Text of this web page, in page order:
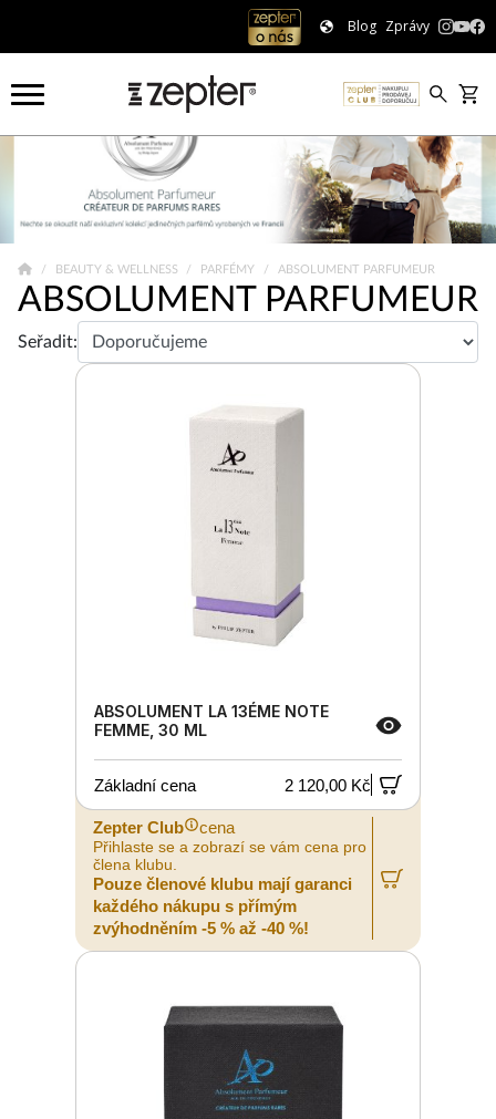
Blog Zprávy
BEAUTY & WELLNESS PARFÉMY ABSOLUMENT PARFUMEUR
ABSOLUMENT PARFUMEUR
Seřadit:
ABSOLUMENT LA 13ÉME NOTE
FEMME, 30 ML
Základní cena 2 120,00 Kč
Zepter Club cena
Přihlaste se a zobrazí se vám cena pro
člena klubu.
Pouze členové klubu mají garanci
každého nákupu s přímým
zvýhodněním -5 % až -40 %!